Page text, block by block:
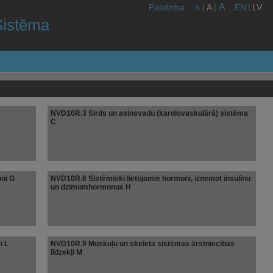
Palīdzība A | A | A EN | LV
NVD10R.3 Sirds un asinsvadu (kardiovaskulārā) sistēma
C
G
NVD10R.6 Sistēmiski lietojamie hormoni, izņemot insulīnu
un dzimumhormonus H
L
NVD10R.9 Muskuļu un skeleta sistēmas ārstniecības
līdzekļi M